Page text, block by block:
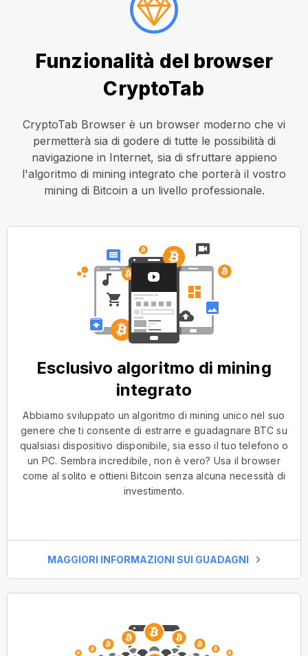
Funzionalità del browser
CryptoTab
CryptoTab Browser è un browser moderno che vi
permetterà sia di godere di tutte le possibilità di
navigazione in Internet, sia di sfruttare appieno
l'algoritmo di mining integrato che porterà il vostro
mining di Bitcoin a un livello professionale.
Esclusivo algoritmo di mining
integrato
Abbiamo sviluppato un algoritmo di mining unico nel suo
genere che ti consente di estrarre e guadagnare BTC su
qualsiasi dispositivo disponibile, sia esso il tuo telefono o
un PC. Sembra incredibile, non è vero? Usa il browser
come al solito e ottieni Bitcoin senza alcuna necessità di
investimento.
MAGGIORI INFORMAZIONI SUI GUADAGNI